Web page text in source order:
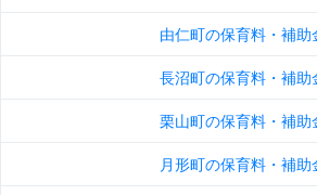
由仁町の保育料・補助
長沼町の保育料・補助
栗山町の保育料・補助
月形町の保育料・補助